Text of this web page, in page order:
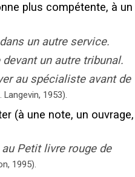
plus compétente, à un
un autre service.
un autre tribunal.
au spécialiste avant de
Langevin, 1953).
(à une note, un ouvrage,
Petit livre rouge de
1995).